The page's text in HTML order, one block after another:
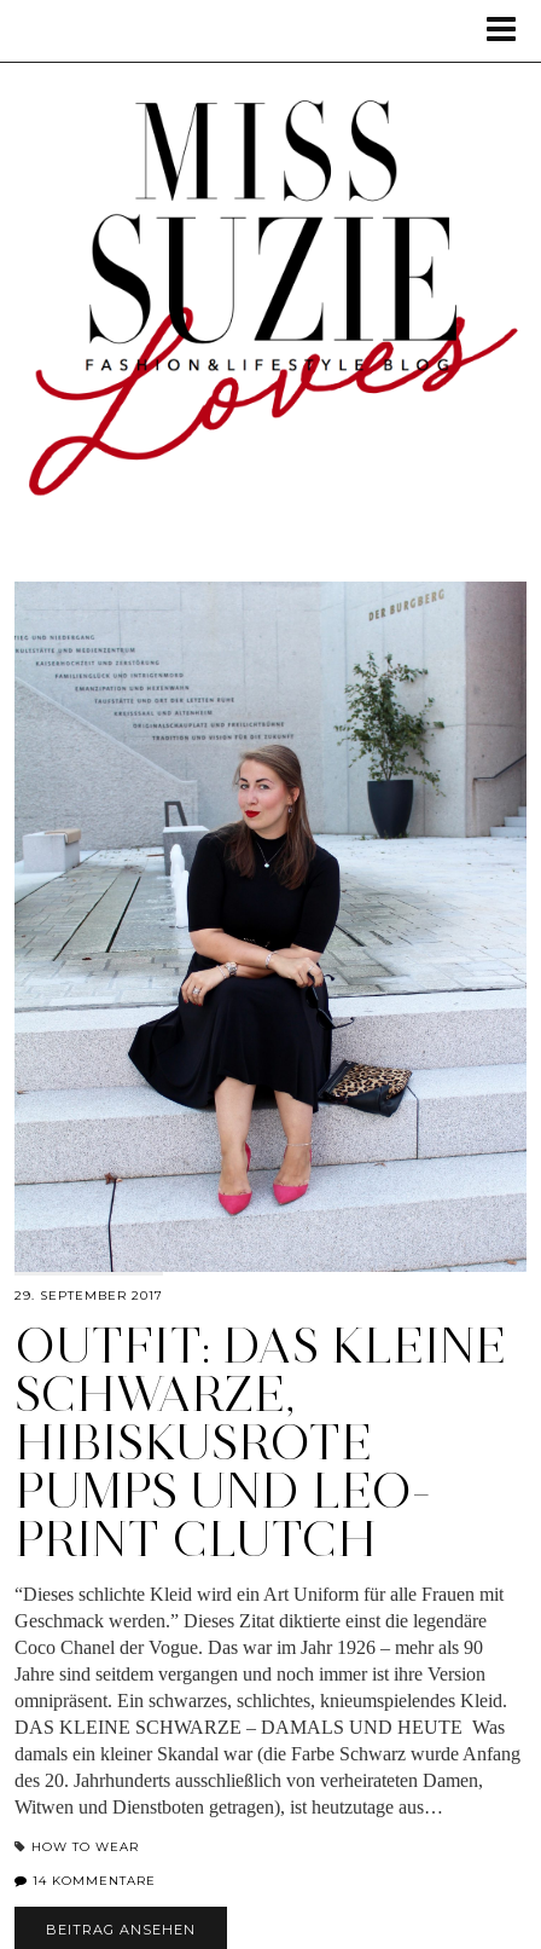
29. SEPTEMBER 2017
OUTFIT: DAS KLEINE
SCHWARZE,
HIBISKUSROTE
PUMPS UND LEO-
PRINT CLUTCH
“Dieses schlichte Kleid wird ein Art Uniform für alle Frauen mit
Geschmack werden.” Dieses Zitat diktierte einst die legendäre
Coco Chanel der Vogue. Das war im Jahr 1926 – mehr als 90
Jahre sind seitdem vergangen und noch immer ist ihre Version
omnipräsent. Ein schwarzes, schlichtes, knieumspielendes Kleid.
DAS KLEINE SCHWARZE – DAMALS UND HEUTE Was
damals ein kleiner Skandal war (die Farbe Schwarz wurde Anfang
des 20. Jahrhunderts ausschließlich von verheirateten Damen,
Witwen und Dienstboten getragen), ist heutzutage aus…
HOW TO WEAR
14 KOMMENTARE
BEITRAG ANSEHEN